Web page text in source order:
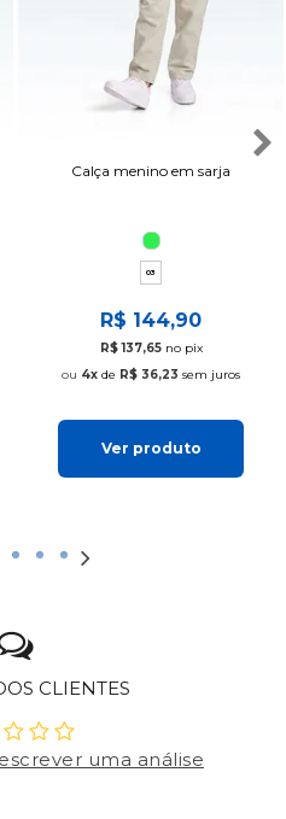
Calça menino em sarja
03
R$ 144,90
R$ 137,65 no pix
4x de R$ 36,23 sem juros
Ver produto
CLIENTES
uma análise